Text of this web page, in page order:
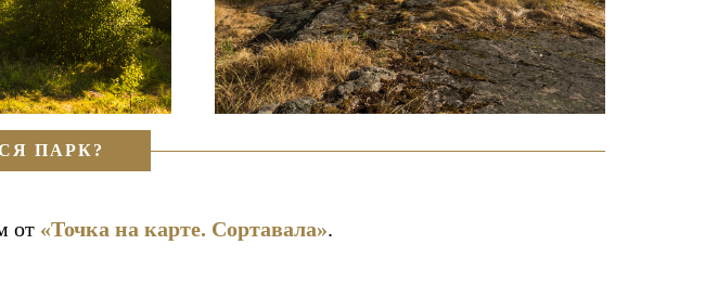
ПАРК?
от «Точка на карте. Сортавала».